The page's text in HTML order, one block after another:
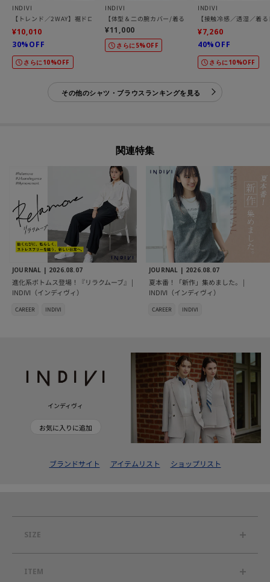
INDIVI
【トレンド／2WAY】裾ドロスト付きシアーブラウスブルゾン
¥10,010
30%OFF
さらに10%OFF
INDIVI
【体型＆二の腕カバー/着る日傘】ドルマントップス
¥11,000
さらに5%OFF
INDIVI
【接触冷感／透湿／着
¥7,260
40%OFF
さらに10%OFF
その他のシャツ・ブラウスランキングを見る
関連特集
JOURNAL | 2026.08.07
進化系ボトムス登場！『リラクムーブ』 |
INDIVI（インディヴィ）
CAREER INDIVI
JOURNAL | 2026.08.07
夏本番！「新作」集めました。 |
INDIVI（インディヴィ）
CAREER INDIVI
インディヴィ
お気に入りに追加
ブランドサイト アイテムリスト ショップリスト
SIZE
ITEM